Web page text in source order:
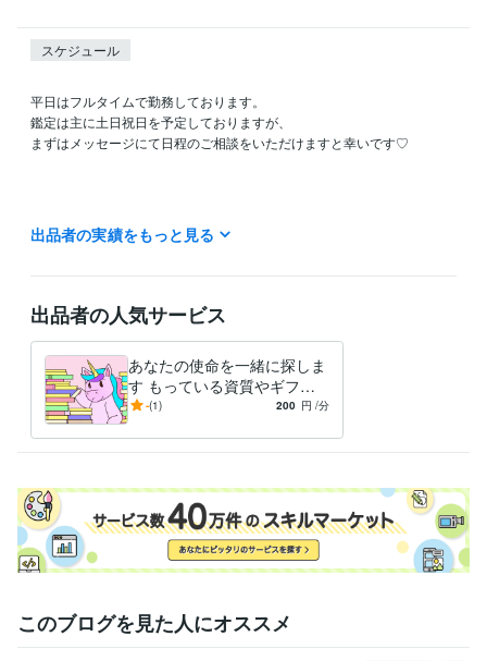
スケジュール
平日はフルタイムで勤務しております。
鑑定は主に土日祝日を予定しておりますが、
まずはメッセージにて日程のご相談をいただけますと幸いです♡
私の鑑定は、その場の即興で行うものではなく、
準備を整えてからお話しさせていただくスタイルです。
そのため、1日1名から2名様までの【完全予約制】としております。
魂の設計図や過去生という、非常にデリケートな内容を扱う鑑定です。
お一人おひとりの繊細なテーマに、静かに真摯に向き合いたいと考えて
ご予約の状況によっては、鑑定まで1週間ほどお時間をいただく場合もご
ざいます。
お待たせすることもあるかと存じますが、
その分、心を込めて準備をさせていただきます。
出品者の実績をもっと見る
出品者の人気サービス
あなたの使命を一緒に探しま
す もっている資質やギフト
を使って人生を切り開く
-(1) 200 円 /分
このブログを見た人にオススメ